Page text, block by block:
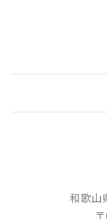
和歌山